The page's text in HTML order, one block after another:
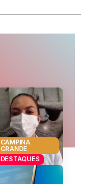
CAMPINA
GRANDE
DESTAQUES